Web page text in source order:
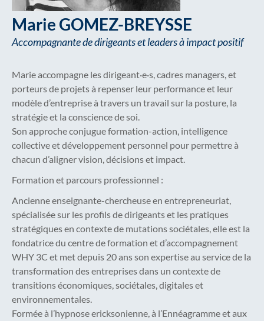
Marie GOMEZ-BREYSSE
Accompagnante de dirigeants et leaders à impact positif
Marie accompagne les dirigeant·e·s, cadres managers, et
porteurs de projets à repenser leur performance et leur
modèle d’entreprise à travers un travail sur la posture, la
stratégie et la conscience de soi.
Son approche conjugue formation-action, intelligence
collective et développement personnel pour permettre à
chacun d’aligner vision, décisions et impact.
Formation et parcours professionnel :
Ancienne enseignante-chercheuse en entrepreneuriat,
spécialisée sur les profils de dirigeants et les pratiques
stratégiques en contexte de mutations sociétales, elle est la
fondatrice du centre de formation et d’accompagnement
WHY 3C et met depuis 20 ans son expertise au service de la
transformation des entreprises dans un contexte de
transitions économiques, sociétales, digitales et
environnementales.
Formée à l’hypnose ericksonienne, à l’Ennéagramme et aux